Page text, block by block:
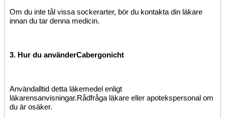
Om du inte tål vissa sockerarter, bör du kontakta din läkare
innan du tar denna medicin.
3. Hur du använderCabergonicht
Användalltid detta läkemedel enligt
läkarensanvisningar.Rådfråga läkare eller apotekspersonal om
du är osäker.